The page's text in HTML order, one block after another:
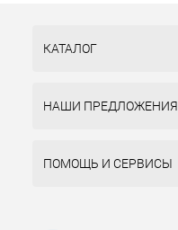
КАТАЛОГ
НАШИ ПРЕДЛОЖЕНИЯ
ПОМОЩЬ И СЕРВИСЫ